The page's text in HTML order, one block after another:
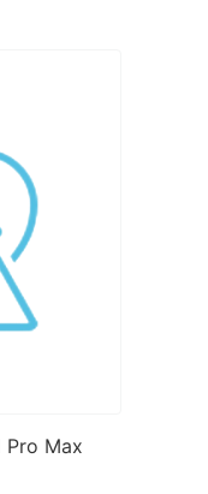
Pro Max